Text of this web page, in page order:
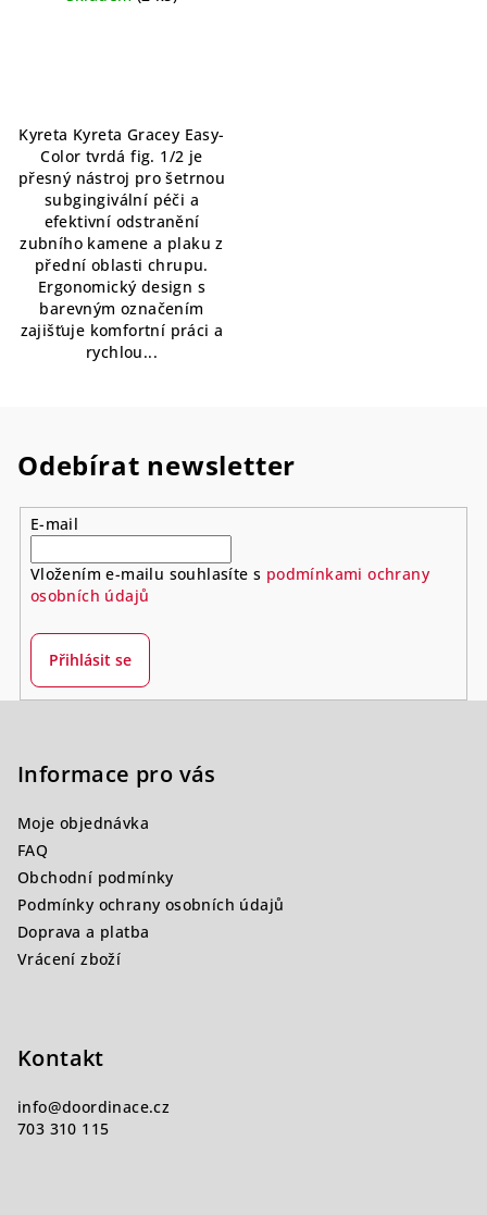
Kyreta Kyreta Gracey Easy-
Color tvrdá fig. 1/2 je
přesný nástroj pro šetrnou
subgingivální péči a
efektivní odstranění
zubního kamene a plaku z
přední oblasti chrupu.
Ergonomický design s
barevným označením
zajišťuje komfortní práci a
rychlou...
Odebírat newsletter
E-mail
Vložením e-mailu souhlasíte s podmínkami ochrany
osobních údajů
Přihlásit se
Informace pro vás
Moje objednávka
FAQ
Obchodní podmínky
Podmínky ochrany osobních údajů
Doprava a platba
Vrácení zboží
Kontakt
info@doordinace.cz
703 310 115